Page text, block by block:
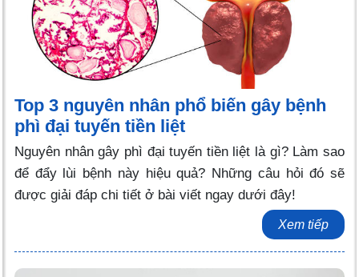
Top 3 nguyên nhân phổ biến gây bệnh
phì đại tuyến tiền liệt
Nguyên nhân gây phì đại tuyến tiền liệt là gì? Làm sao
để đẩy lùi bệnh này hiệu quả? Những câu hỏi đó sẽ
được giải đáp chi tiết ở bài viết ngay dưới đây!
Xem tiếp